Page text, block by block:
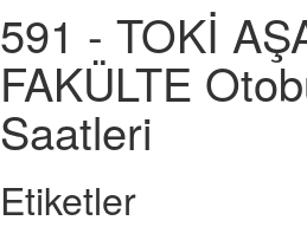
591 - TOKİ
FAKÜLTE
Saatleri
Etiketler